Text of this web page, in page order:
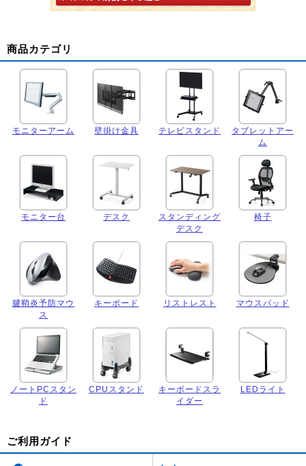
商品カテゴリ
モニターアーム 壁掛け金具 テレビスタンド
タブレットアー
ム
モニター台 デスク
スタンディング
デスク
椅子
腱鞘炎予防マウ
ス
キーボード リストレスト マウスパッド
ノートPCスタン
ド
CPUスタンド
キーボードスラ
イダー
LEDライト
ご利用ガイド